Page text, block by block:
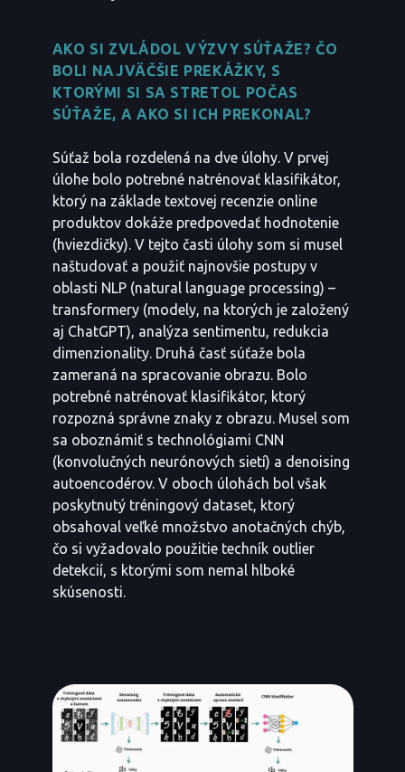
AKO SI ZVLÁDOL VÝZVY SÚŤAŽE? ČO
BOLI NAJVÄČŠIE PREKÁŽKY, S
KTORÝMI SI SA STRETOL POČAS
SÚŤAŽE, A AKO SI ICH PREKONAL?
Súťaž bola rozdelená na dve úlohy. V prvej
úlohe bolo potrebné natrénovať klasifikátor,
ktorý na základe textovej recenzie online
produktov dokáže predpovedať hodnotenie
(hviezdičky). V tejto časti úlohy som si musel
naštudovať a použiť najnovšie postupy v
oblasti NLP (natural language processing) –
transformery (modely, na ktorých je založený
aj ChatGPT), analýza sentimentu, redukcia
dimenzionality. Druhá časť súťaže bola
zameraná na spracovanie obrazu. Bolo
potrebné natrénovať klasifikátor, ktorý
rozpozná správne znaky z obrazu. Musel som
sa oboznámiť s technológiami CNN
(konvolučných neurónových sietí) a denoising
autoencodérov. V oboch úlohách bol však
poskytnutý tréningový dataset, ktorý
obsahoval veľké množstvo anotačných chýb,
čo si vyžadovalo použitie techník outlier
detekcií, s ktorými som nemal hlboké
skúsenosti.